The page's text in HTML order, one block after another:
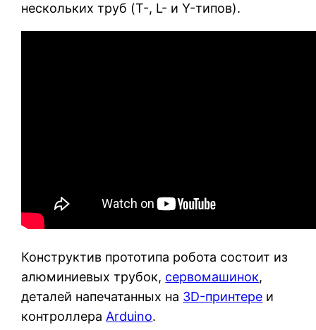
нескольких труб (T-, L- и Y-типов).
Конструктив прототипа робота состоит из
алюминиевых трубок, сервомашинок,
деталей напечатанных на 3D-принтере и
контроллераArduino.